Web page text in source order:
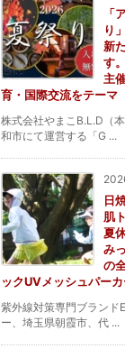
「
り
新
す
主
育・国際交流をテーマ
株式会社やまこB.L.D（
和市にて運営する「G ...
日
肌
夏
み
の
ックUVメッシュパー
紫外線対策専門ブランド
ー、埼玉県朝霞市、代 ...